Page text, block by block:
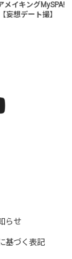
メイキングMySPA!
妄想デート撮】
らせ
基づく表記